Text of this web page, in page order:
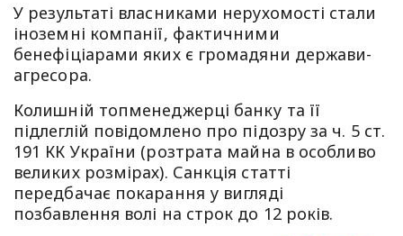
У результаті власниками нерухомості стали
іноземні компанії, фактичними
бенефіціарами яких є громадяни держави-
агресора.
Колишній топменеджерці банку та її
підлеглій повідомлено про підозру за ч. 5 ст.
191 КК України (розтрата майна в особливо
великих розмірах). Санкція статті
передбачає покарання у вигляді
позбавлення волі на строк до 12 років.